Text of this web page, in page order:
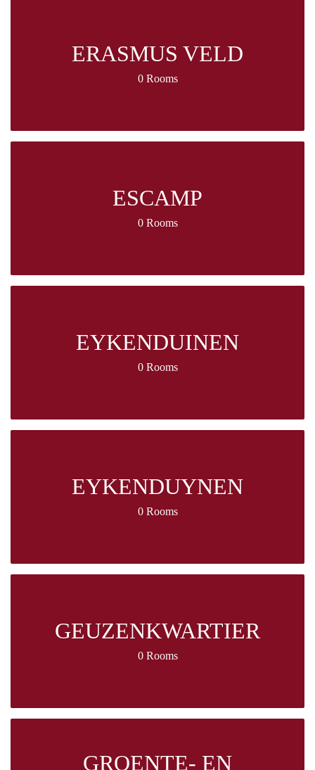
ERASMUS VELD
0 Rooms
ESCAMP
0 Rooms
EYKENDUINEN
0 Rooms
EYKENDUYNEN
0 Rooms
GEUZENKWARTIER
0 Rooms
GROENTE- EN